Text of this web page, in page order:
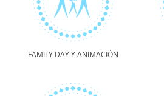
FAMILY DAY Y ANIMACIÓN